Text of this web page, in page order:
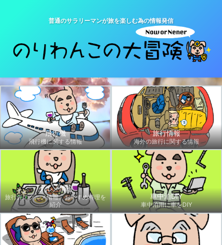
普通のサラリーマンが旅を楽しむ為の情報発信
飛行機
飛行機に関する情報
旅行情報
海外の旅行に関する情報
グルメ情報
旅行先のグルメ情報、おすすめ料理を
紹介
車中泊DIY
車中泊用に車をDIY